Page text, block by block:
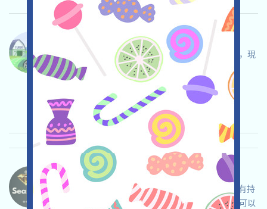
Eclipse-ES 语言：
Eclipse的空投可以檢查了，如果您參與了該項目，現
在可以檢查您的ES空投了！
需申请
收录时间: 2025/07/04
重要程度:
★★★★ 查阅详情
Dymension-Season2 语言：
Dymension的Season2已經開始分發了，如果您有持
續貢獻，自打2024年6月起至少質押17DYM，則可以